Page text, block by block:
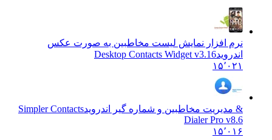
نرم افزار نمایش لیست مخاطبین به صورت عکس
اندرویدDesktop Contacts Widget v3.16
۱۵٬۰۲۱
& مدیریت مخاطبین و شماره گیر اندرویدSimpler Contacts
Dialer Pro v8.6
۱۵٬۰۱۶